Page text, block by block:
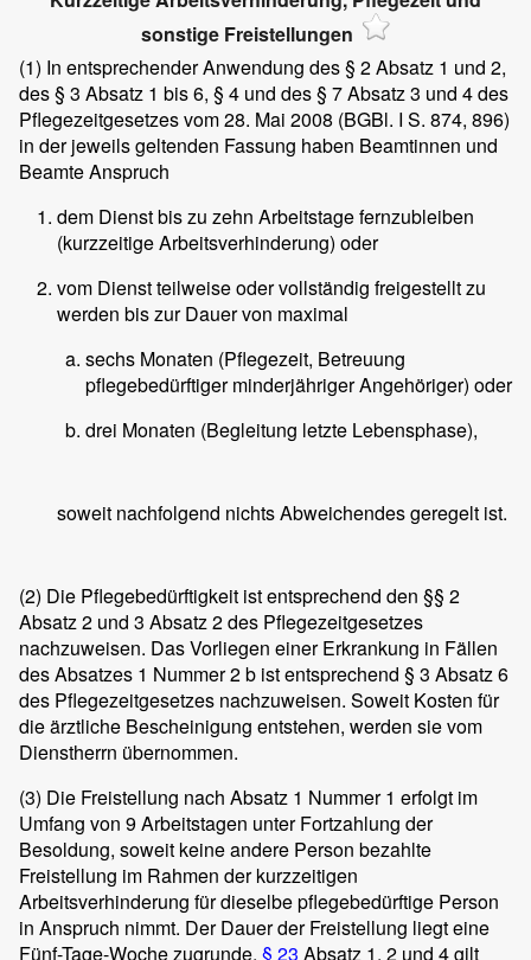
sonstige Freistellungen
(1) In entsprechender Anwendung des § 2 Absatz 1 und 2,
des § 3 Absatz 1 bis 6, § 4 und des § 7 Absatz 3 und 4 des
Pflegezeitgesetzes vom 28. Mai 2008 (BGBl. I S. 874, 896)
in der jeweils geltenden Fassung haben Beamtinnen und
Beamte Anspruch
dem Dienst bis zu zehn Arbeitstage fernzubleiben
(kurzzeitige Arbeitsverhinderung) oder
vom Dienst teilweise oder vollständig freigestellt zu
werden bis zur Dauer von maximal
sechs Monaten (Pflegezeit, Betreuung
pflegebedürftiger minderjähriger Angehöriger) oder
drei Monaten (Begleitung letzte Lebensphase),
soweit nachfolgend nichts Abweichendes geregelt ist.
(2) Die Pflegebedürftigkeit ist entsprechend den §§ 2
Absatz 2 und 3 Absatz 2 des Pflegezeitgesetzes
nachzuweisen. Das Vorliegen einer Erkrankung in Fällen
des Absatzes 1 Nummer 2 b ist entsprechend § 3 Absatz 6
des Pflegezeitgesetzes nachzuweisen. Soweit Kosten für
die ärztliche Bescheinigung entstehen, werden sie vom
Dienstherrn übernommen.
(3) Die Freistellung nach Absatz 1 Nummer 1 erfolgt im
Umfang von 9 Arbeitstagen unter Fortzahlung der
Besoldung, soweit keine andere Person bezahlte
Freistellung im Rahmen der kurzzeitigen
Arbeitsverhinderung für dieselbe pflegebedürftige Person
in Anspruch nimmt. Der Dauer der Freistellung liegt eine
Fünf-Tage-Woche zugrunde. § 23 Absatz 1, 2 und 4 gilt